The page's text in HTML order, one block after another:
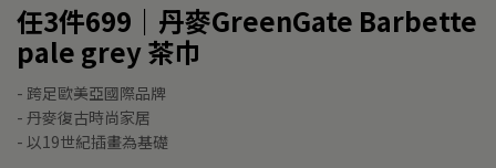
任3件699｜丹麥GreenGate Barbette
pale grey 茶巾
- 跨足歐美亞國際品牌
- 丹麥復古時尚家居
- 以19世紀插畫為基礎